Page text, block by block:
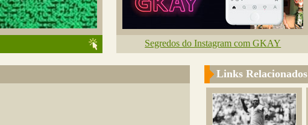
Segredos do Instagram com GKAY
Links Relacionados